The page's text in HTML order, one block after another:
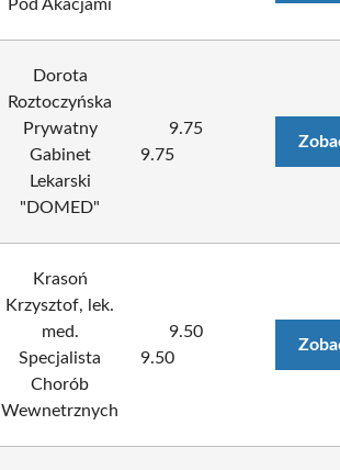
Pod Akacjami
Dorota
Roztoczyńska
Prywatny
Gabinet
Lekarski
"DOMED"
9.75
9.75
Krasoń
Krzysztof, lek.
med.
Specjalista
Chorób
Wewnetrznych
9.50
9.50